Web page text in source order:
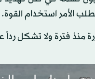
الأمر استخدام القوة.
منذ فترة ولا تشكل